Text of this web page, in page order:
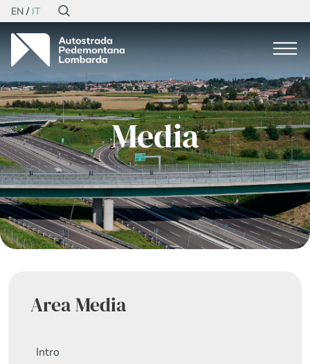
EN IT
Media
Area Media
Intro